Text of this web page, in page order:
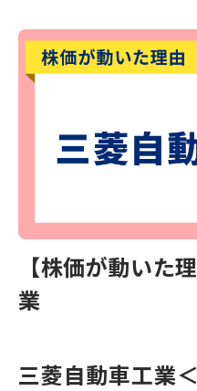
【株価が動いた
業
三菱自動車工業